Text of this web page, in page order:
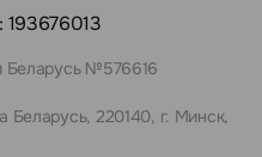
Беларусь №576616
Беларусь, 220140, г. Минск,